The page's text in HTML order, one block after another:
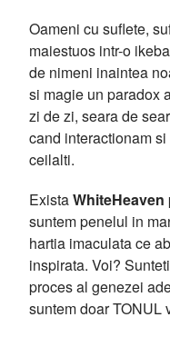
Oameni cu suflete,
maiestuos intr-o
de nimeni inaintea
si magie un paradox
zi de zi, seara de
cand interactionam
ceilalti.
ExistaWhiteHeaven
suntem penelul in
hartia imaculata ce
inspirata. Voi?
proces al genezei
suntem doar TONUL